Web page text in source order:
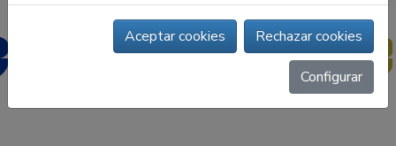
Aceptar cookies Rechazar cookies
Configurar